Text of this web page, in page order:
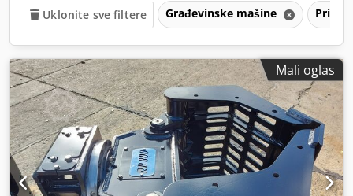
Uklonite sve filtere Građevinske mašine
Mali oglas